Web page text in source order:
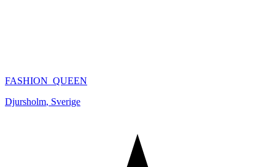
FASHION_QUEEN
Djursholm, Sverige